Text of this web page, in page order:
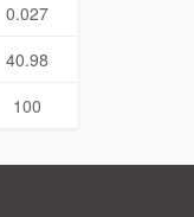
0.027
40.98
100